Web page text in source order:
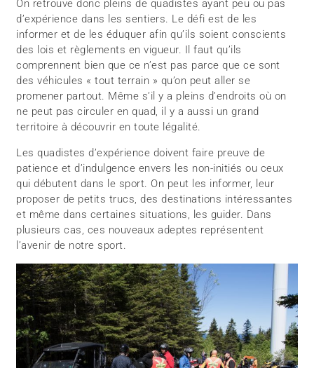
On retrouve donc pleins de quadistes ayant peu ou pas
d’expérience dans les sentiers. Le défi est de les
informer et de les éduquer afin qu’ils soient conscients
des lois et règlements en vigueur. Il faut qu’ils
comprennent bien que ce n’est pas parce que ce sont
des véhicules « tout terrain » qu’on peut aller se
promener partout. Même s’il y a pleins d’endroits où on
ne peut pas circuler en quad, il y a aussi un grand
territoire à découvrir en toute légalité.
Les quadistes d’expérience doivent faire preuve de
patience et d’indulgence envers les non-initiés ou ceux
qui débutent dans le sport. On peut les informer, leur
proposer de petits trucs, des destinations intéressantes
et même dans certaines situations, les guider. Dans
plusieurs cas, ces nouveaux adeptes représentent
l’avenir de notre sport.